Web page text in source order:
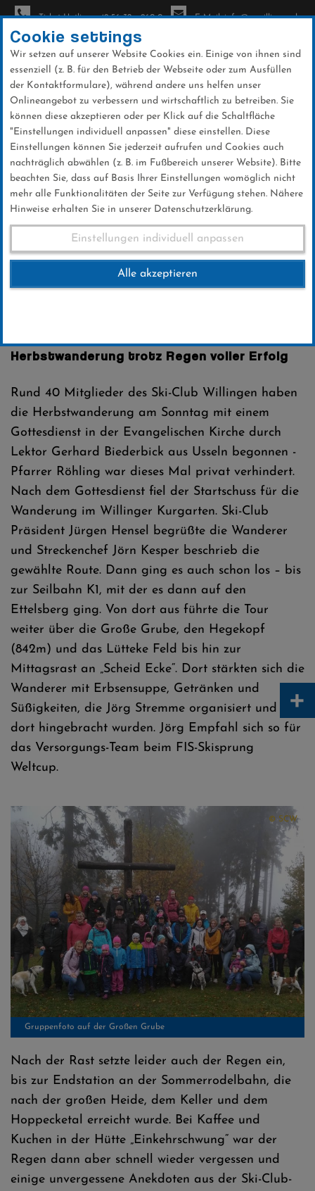
Direkt
zum
Inhalt
Ticket-Hotline: +49 56 32 - 960-0 E-Mail: info@sc-willingen.de
News
Herbstwanderung 2019
20 .Oktober 2019
Herbstwanderung trotz Regen voller Erfolg
Rund 40 Mitglieder des Ski-Club Willingen haben
die Herbstwanderung am Sonntag mit einem
Gottesdienst in der Evangelischen Kirche durch
Lektor Gerhard Biederbick aus Usseln begonnen -
Pfarrer Röhling war dieses Mal privat verhindert.
Nach dem Gottesdienst fiel der Startschuss für die
Wanderung im Willinger Kurgarten. Ski-Club
Präsident Jürgen Hensel begrüßte die Wanderer
und Streckenchef Jörn Kesper beschrieb die
gewählte Route. Dann ging es auch schon los – bis
zur Seilbahn K1, mit der es dann auf den
Ettelsberg ging. Von dort aus führte die Tour
weiter über die Große Grube, den Hegekopf
(842m) und das Lütteke Feld bis hin zur
Mittagsrast an „Scheid Ecke“. Dort stärkten sich die
Wanderer mit Erbsensuppe, Getränken und
Süßigkeiten, die Jörg Stremme organisiert und
dort hingebracht wurden. Jörg Empfahl sich so für
das Versorgungs-Team beim FIS-Skisprung
Weltcup.
Gruppenfoto auf der Großen Grube
© SCW
Nach der Rast setzte leider auch der Regen ein,
bis zur Endstation an der Sommerrodelbahn, die
nach der großen Heide, dem Keller und dem
Hoppecketal erreicht wurde. Bei Kaffee und
Kuchen in der Hütte „Einkehrschwung“ war der
Regen dann aber schnell wieder vergessen und
einige unvergessene Anekdoten aus der Ski-Club-
Cookie settings
Wir setzen auf unserer Website Cookies ein. Einige von ihnen sind
essenziell (z. B. für den Betrieb der Webseite oder zum Ausfüllen
der Kontaktformulare), während andere uns helfen unser
Onlineangebot zu verbessern und wirtschaftlich zu betreiben. Sie
können diese akzeptieren oder per Klick auf die Schaltfläche
"Einstellungen individuell anpassen" diese einstellen. Diese
Einstellungen können Sie jederzeit aufrufen und Cookies auch
nachträglich abwählen (z. B. im Fußbereich unserer Website). Bitte
beachten Sie, dass auf Basis Ihrer Einstellungen womöglich nicht
mehr alle Funktionalitäten der Seite zur Verfügung stehen. Nähere
Hinweise erhalten Sie in unserer Datenschutzerklärung.
Einstellungen individuell anpassen
Alle akzeptieren
+